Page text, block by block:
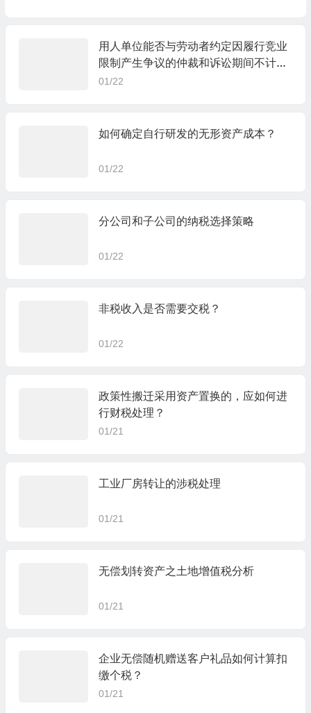
用人单位能否与劳动者约定因履行竞业
限制产生争议的仲裁和诉讼期间不计入
竞业限制期限？
01/22
如何确定自行研发的无形资产成本？
01/22
分公司和子公司的纳税选择策略
01/22
非税收入是否需要交税？
01/22
政策性搬迁采用资产置换的，应如何进
行财税处理？
01/21
工业厂房转让的涉税处理
01/21
无偿划转资产之土地增值税分析
01/21
企业无偿随机赠送客户礼品如何计算扣
缴个税？
01/21